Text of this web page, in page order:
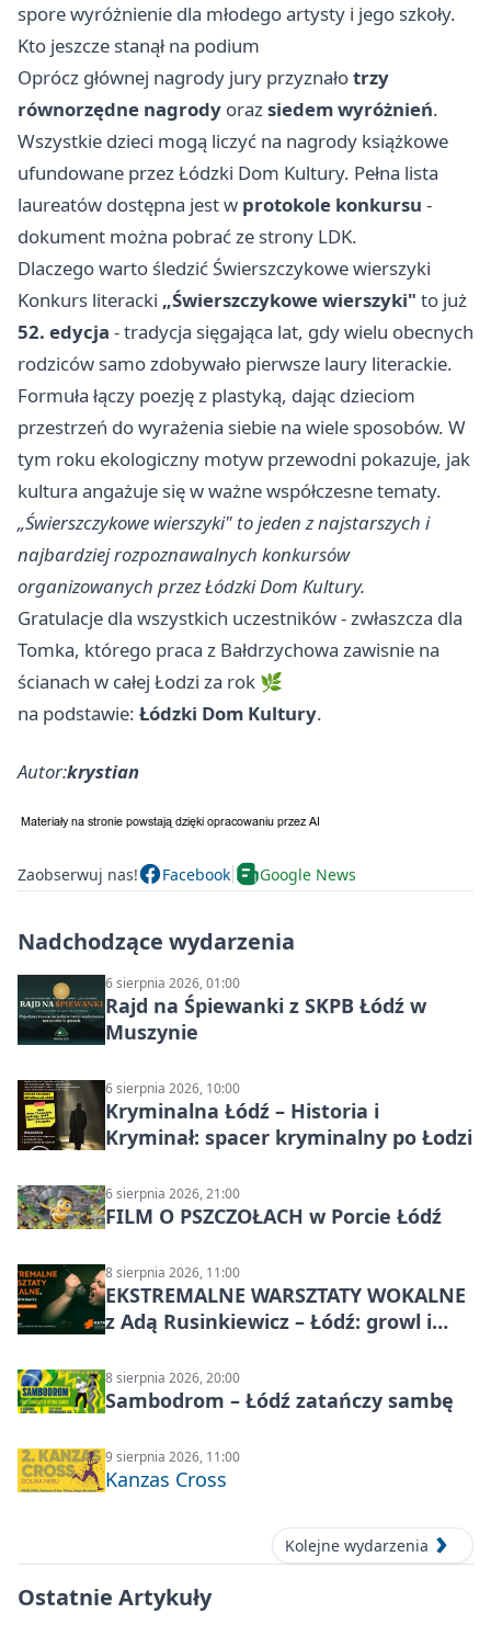
spore wyróżnienie dla młodego artysty i jego szkoły.
Kto jeszcze stanął na podium
Oprócz głównej nagrody jury przyznałotrzy
równorzędne nagrody orazsiedem wyróżnień.
Wszystkie dzieci mogą liczyć na nagrody książkowe
ufundowane przez Łódzki Dom Kultury. Pełna lista
laureatów dostępna jest w protokole konkursu -
dokument można pobrać ze strony LDK.
Dlaczego warto śledzić Świerszczykowe wierszyki
Konkurs literacki „Świerszczykowe wierszyki" to już
52. edycja - tradycja sięgająca lat, gdy wielu obecnych
rodziców samo zdobywało pierwsze laury literackie.
Formuła łączy poezję z plastyką, dając dzieciom
przestrzeń do wyrażenia siebie na wiele sposobów. W
tym roku ekologiczny motyw przewodni pokazuje, jak
kultura angażuje się w ważne współczesne tematy.
„Świerszczykowe wierszyki" to jeden z najstarszych i
najbardziej rozpoznawalnych konkursów
organizowanych przez Łódzki Dom Kultury.
Gratulacje dla wszystkich uczestników - zwłaszcza dla
Tomka, którego praca z Bałdrzychowa zawisnie na
ścianach w całej Łodzi za rok 🌿
na podstawie: Łódzki Dom Kultury.
Autor:krystian
Zaobserwuj nas! Facebook Google News
Nadchodzące wydarzenia
6 sierpnia 2026, 01:00
Rajd na Śpiewanki z SKPB Łódź w
Muszynie
6 sierpnia 2026, 10:00
Kryminalna Łódź – Historia i
Kryminał: spacer kryminalny po Łodzi
6 sierpnia 2026, 21:00
FILM O PSZCZOŁACH w Porcie Łódź
8 sierpnia 2026, 11:00
EKSTREMALNE WARSZTATY WOKALNE
z Adą Rusinkiewicz – Łódź: growl i
8 sierpnia 2026, 20:00
Sambodrom – Łódź zatańczy sambę
9 sierpnia 2026, 11:00
Kanzas Cross
Kolejne wydarzenia
Ostatnie Artykuły